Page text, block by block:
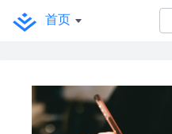
首页